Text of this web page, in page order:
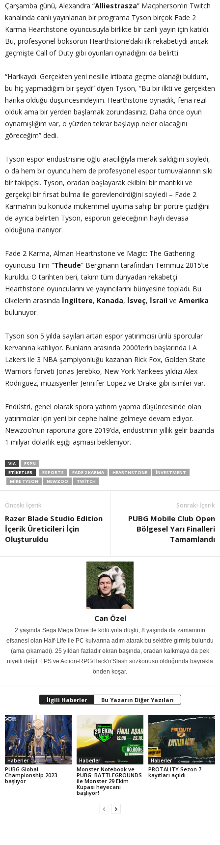
Çarşamba günü, Alexandra “Alliestrasza” Macpherson’ın Twitch
kanalında canlı yayınlanan bir programa Tyson birçok Fade 2
Karma Hearthstone oyuncusuyla birlikte bir canlı yayın için katıldı.
Bu, profesyonel boksörün Hearthstone’daki ilk rekabetiydi ancak
geçmişte Call of Duty gibi oyunları oynadığını da belirtti.
“Harikaydı. Gerçekten yeni nesille irtibata geçme olanağı buldum,
bu hiç yapmadığım bir şeydi” diyen Tyson, “Bu bir ilkti ve gerçekten
harika olduğu düşüncesindeyim. Hearthstone oynadık, fena rezil
olduk ama bir yerden başlamak zorundasınız. Daha önce oyun
oynamışlığım var, o yüzden tekrar başlayıp neler olacağını
göreceğim” dedi.
Tyson espor endüstrisine oğlu aracılığıyla merak saldığını söyledi,
o da hem bir oyuncu hem de profesyonel espor turnuvalarının sıkı
bir takipçisi. Tyson, oradan başlayarak ekibini bir mantıklı ve
gerçekçi bir fırsat bulma ile görevlendirdiğini söyledi – Fade 2
Karma’nın bu konuda mükemmel uyuma sahip bir portre çizdiğini
de ayrıca belirten Tyson, esporun geleceğinin hayli devasa
olduğuna inanıyor.
Fade 2 Karma, Alman Hearthstone ve Magic: The Gathering
oyuncusu Tim “Theude” Bergmann tarafından Temmuz 2015’te
kuruldu. O tarihten beri, takım tüm dünyadan rekabetçi
Hearthstone oyuncularını ve yayıncılarını bünyesine topladı. Bu
ülkelerin arasında İngiltere, Kanada, İsveç, İsrail ve Amerika
bulunuyor.
Tyson son 5 yılda sayıları artan espor yatırımcısı ünlü sporcular
kervanına katılıyor. Bunların arasında 2000’lerin başlarında LA
Lakers ile 3 NBA şampiyonluğu kazanan Rick Fox, Golden State
Warriors forveti Jonas Jerebko, New York Yankees yıldızı Alex
Rodriguez, müzisyenler Jennifer Lopez ve Drake gibi isimler var.
Endüstri, genel olarak spora yatırım yapma düşüncesinde olan
yatırımcılar için yeni bir cephe haline gelmeye devam ediyor.
Newzoo’nun raporuna göre 2019’da, endüstrinin yıllık gelir bazında
1 milyar dolarlık eşiği aşması bekleniyor.
VIA
ESPN
ETIKETLER
ESPORTS FADE 2 KARMA HEARTHSTONE
INVESTMENT
MIKE TYSON
NEWZOO TWITCH
Önceki İçerik
Razer Blade Studio Edition
İçerik Üreticileri İçin
Oluşturuldu
Sonraki İçerik
PUBG Mobile Club Open
Bölgesel Yarı Finalleri
Tamamlandı
Can Özel
2 yaşında Sega Mega Drive ile kötü yola düştü, 8 yaşında da zamanının
efsanesi olan Half-Life ile PC kulvarına adım atarak bu sektöre girmiş bulundu
(ama çıkamadı). 25 yıldan fazladır ekran başında, oradan kalkmaya da pek
niyetli değil. FPS ve Action-RPG/Hack'n'Slash sözkonusu olduğunda bayrakla
önden koşar.
İlgili Haberler Bu Yazarın Diğer Yazıları
Haberler
PUBG Global
Championship 2023
başlıyor
Haberler
Monster Notebook ve
PUBG: BATTLEGROUNDS
ile Monster 29 Ekim
Kupası heyecanı
başlıyor!
Haberler
PROTALITY Sezon 7
kayıtları açıldı